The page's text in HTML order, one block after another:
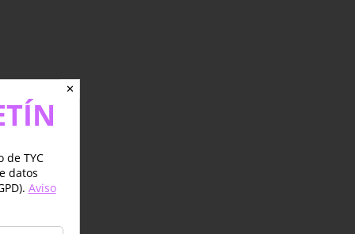
✕
de TYC
datos
Aviso